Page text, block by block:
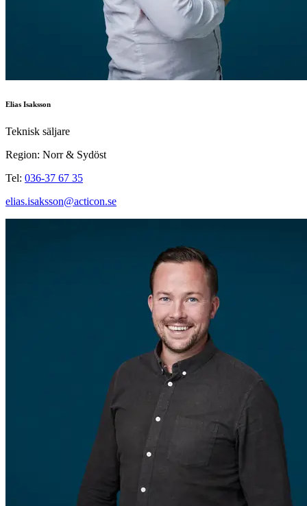
Elias Isaksson
Teknisk säljare
Region: Norr & Sydöst
Tel: 036-37 67 35
elias.isaksson@acticon.se